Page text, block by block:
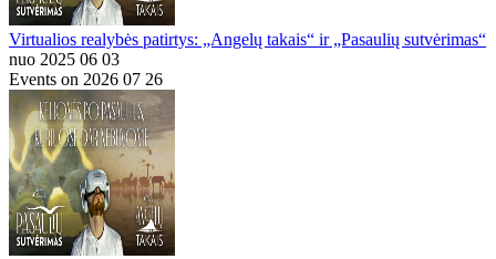
Virtualios realybės patirtys: „Angelų takais“ ir „Pasaulių sutvėrimas“
nuo 2025 06 03
Events on 2026 07 26